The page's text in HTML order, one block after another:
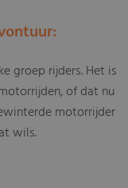
groep rijders. Het is
of dat nu
motorrijder
wils.